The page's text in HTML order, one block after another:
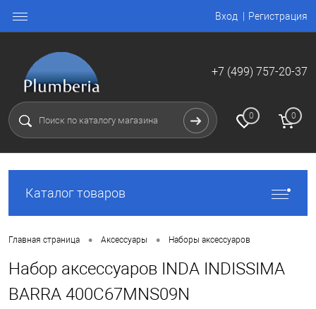
Вход Регистрация
+7 (499) 757-20-37
0 0
Каталог товаров
Главная страница • Аксессуары • Наборы аксессуаров
Набор аксессуаров INDA INDISSIMA
BARRA 400C67MNS09N